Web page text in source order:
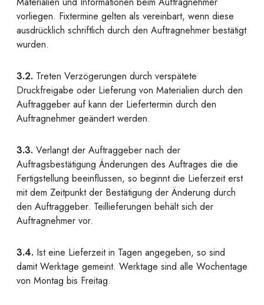
vorliegen. Fixtermine gelten als vereinbart, wenn diese
ausdrücklich schriftlich durch den Auftragnehmer bestätigt
wurden.
3.2. Treten Verzögerungen durch verspätete
Druckfreigabe oder Lieferung von Materialien durch den
Auftraggeber auf kann der Liefertermin durch den
Auftragnehmer geändert werden.
3.3. Verlangt der Auftraggeber nach der
Auftragsbestätigung Änderungen des Auftrages die die
Fertigstellung beeinflussen, so beginnt die Lieferzeit erst
mit dem Zeitpunkt der Bestätigung der Änderung durch
den Auftraggeber. Teillieferungen behält sich der
Auftragnehmer vor.
3.4. Ist eine Lieferzeit in Tagen angegeben, so sind
damit Werktage gemeint. Werktage sind alle Wochentage
von Montag bis Freitag.